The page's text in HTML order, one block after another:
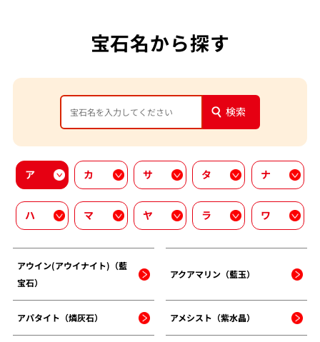
宝石名から探す
検索
ア カ サ タ ナ
ハ マ ヤ ラ ワ
アウイン(アウイナイト)（藍
宝石）
アクアマリン（藍玉）
アパタイト（燐灰石） アメシスト（紫水晶）